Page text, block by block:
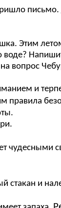
Этим
вопрос
и
правила
чудесными
стакан и